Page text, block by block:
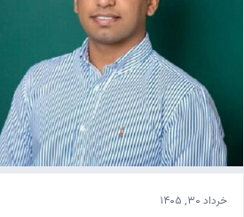
خرداد ۳۰, ۱۴۰۵